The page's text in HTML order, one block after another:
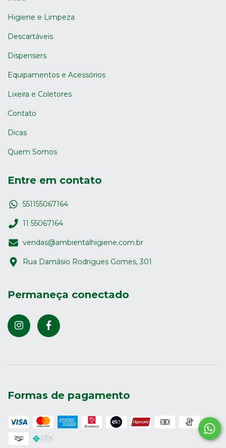
Higiene e Limpeza
Descartáveis
Dispensers
Equipamentos e Acessórios
Lixeira e Coletores
Contato
Dicas
Quem Somos
Entre em contato
551155067164
11 55067164
vendas@ambientalhigiene.com.br
Rua Damásio Rodrigues Gomes, 301
Permaneça conectado
Formas de pagamento